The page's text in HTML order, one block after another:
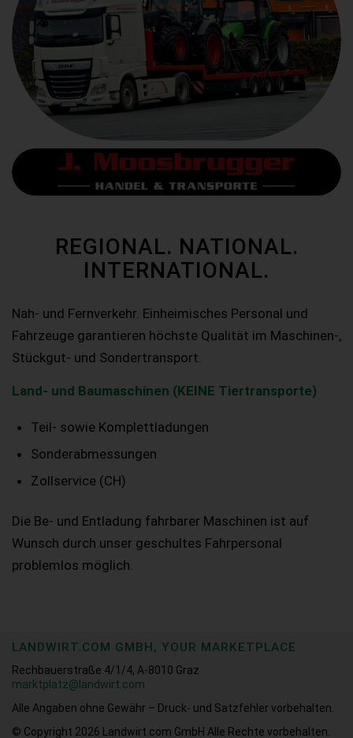
REGIONAL. NATIONAL.
INTERNATIONAL.
Nah- und Fernverkehr. Einheimisches Personal und
Fahrzeuge garantieren höchste Qualität im Maschinen-,
Stückgut- und Sondertransport.
Land- und Baumaschinen (KEINE Tiertransporte)
Teil- sowie Komplettladungen
Sonderabmessungen
Zollservice (CH)
Die Be- und Entladung fahrbarer Maschinen ist auf
Wunsch durch unser geschultes Fahrpersonal
problemlos möglich.
LANDWIRT.COM GMBH, YOUR MARKETPLACE
Rechbauerstraße 4/1/4, A-8010 Graz
marktplatz@landwirt.com
Alle Angaben ohne Gewähr – Druck- und Satzfehler vorbehalten.
© Copyright 2026
Landwirt.com GmbH Alle Rechte vorbehalten.